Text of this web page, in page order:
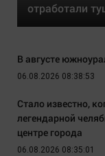
отработали
В августе
06.08.2026 08:38:53
Стало известно,
легендарной
центре города
06.08.2026 08:35:01